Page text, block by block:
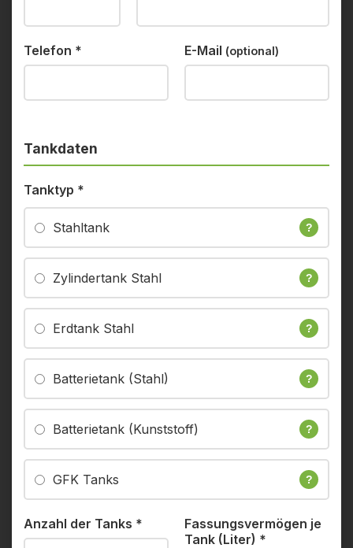
Telefon * E-Mail (optional)
Tankdaten
Tanktyp *
Stahltank ?
Zylindertank Stahl ?
Erdtank Stahl ?
Batterietank (Stahl) ?
Batterietank (Kunststoff) ?
GFK Tanks ?
Anzahl der Tanks *
Fassungsvermögen je
Tank (Liter) *